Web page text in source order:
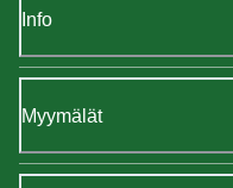
Info
Myymälät